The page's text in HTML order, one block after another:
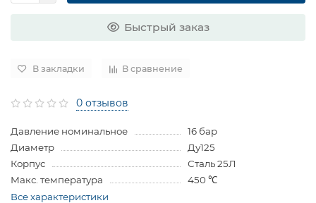
Быстрый заказ
В закладки В сравнение
0 отзывов
Давление номинальное
16 бар
Диаметр
Ду125
Корпус
Сталь 25Л
Макс. температура
450 ℃
Все характеристики